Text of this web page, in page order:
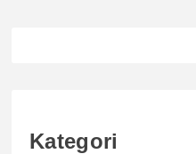
Kategori